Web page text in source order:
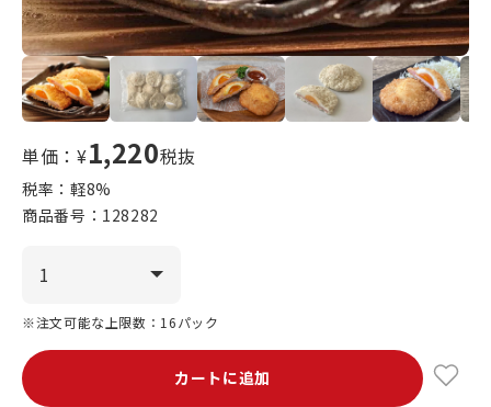
単価：¥1,220税抜
税率：軽8%
商品番号： 128282
※注文可能な上限数：16パック
カートに追加